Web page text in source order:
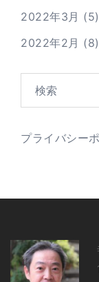
2022年3月 (5)
2022年2月 (8)
プライバシー